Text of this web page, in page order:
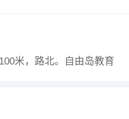
米，路北。自由岛教育